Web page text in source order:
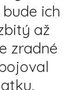
ich
až
zradné